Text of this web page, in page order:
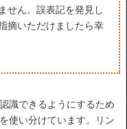
せん。誤表記を発見し
摘いただけましたら幸
識できるようにするため
使い分けています。リン